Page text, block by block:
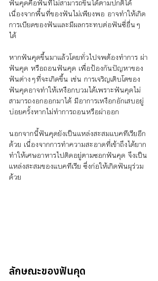
ฟันคุดคือฟันที่ไม่สามารถขึ้นได้ตามปกติได้
เนื่องจากพื้นที่ของฟันไม่เพียงพอ อาจทำให้เกิด
การเบียดของฟันและมีผลกระทบต่อฟันซี่อื่นๆ
ได้
หากฟันคุดขึ้นมาแล้วโดยทั่วไปจพต้องทำการ ผ่า
ฟันคุด หรือถอนฟันคุด เพื่อป้องกันปัญหาของ
ฟันต่างๆที่จะเกิดขึ้น เช่น การเจริญเติบโตของ
ฟันคุดอาจทำให้เหงือกบวมได้เพราะฟันคุดไม่
สามารถงอกออกมาได้ มีอาการเหงือกอักเสบอยู่
บ่อยครั้งหากไม่ทำการถอนหรือผ่าออก
นอกจากนี้ฟันคุดยังเป็นแหล่งสะสมแบคทีเรียอีก
ด้วย เนื่องจากการทำความสะอาดที่เข้าถึงได้ยาก
ทำให้เศษอาหารไปติดอยู่ตามซอกฟันคุด จึงเป็น
แหล่งสะสมของแบคทีเรีย ซึ่งก่อให้เกิดฟันผุร่วม
ด้วย
ลักษณะของฟันคุด